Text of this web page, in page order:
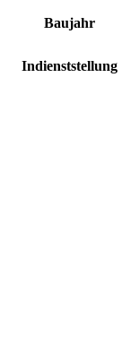
Baujahr
Indienststellung